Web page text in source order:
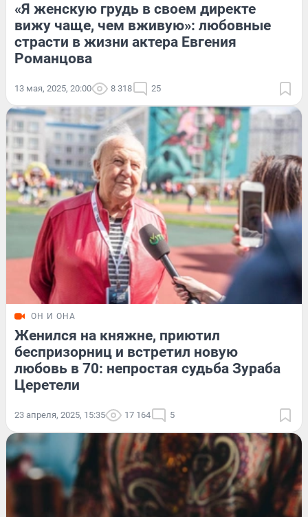
«Я женскую грудь в своем директе
вижу чаще, чем вживую»: любовные
страсти в жизни актера Евгения
Романцова
13 мая, 2025, 20:00 8 318 25
ОН И ОНА
Женился на княжне, приютил
беспризорниц и встретил новую
любовь в 70: непростая судьба Зураба
Церетели
23 апреля, 2025, 15:35 17 164 5